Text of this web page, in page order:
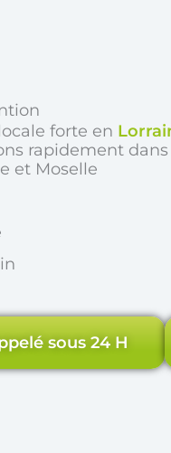
forte en
rapidement
et Moselle
sous 24 H